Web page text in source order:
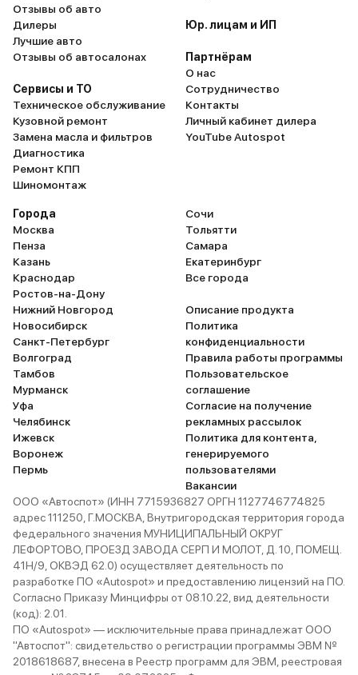
Отзывы об авто
Дилеры
Лучшие авто
Отзывы об автосалонах
Сервисы и ТО
Техническое обслуживание
Кузовной ремонт
Замена масла и фильтров
Диагностика
Ремонт КПП
Шиномонтаж
Юр. лицам и ИП
Партнёрам
О нас
Сотрудничество
Контакты
Личный кабинет дилера
YouTube Autospot
Города
Москва
Пенза
Казань
Краснодар
Ростов-на-Дону
Нижний Новгород
Новосибирск
Санкт-Петербург
Волгоград
Тамбов
Мурманск
Уфа
Челябинск
Ижевск
Воронеж
Пермь
Сочи
Тольятти
Самара
Екатеринбург
Все города
Описание продукта
Политика
конфиденциальности
Правила работы программы
Пользовательское
соглашение
Согласие на получение
рекламных рассылок
Политика для контента,
генерируемого
пользователями
Вакансии
ООО «Автоспот» (ИНН 7715936827 ОРГН 1127746774825
адрес 111250, Г.МОСКВА, Внутригородская территория города
федерального значения МУНИЦИПАЛЬНЫЙ ОКРУГ
ЛЕФОРТОВО, ПРОЕЗД ЗАВОДА СЕРП И МОЛОТ, Д. 10, ПОМЕЩ.
41Н/9, ОКВЭД 62.0) осуществляет деятельность по
разработке ПО «Autospot» и предоставлению лицензий на ПО.
Согласно Приказу Минцифры от 08.10.22, вид деятельности
(код): 2.01.
ПО «Autospot» — исключительные права принадлежат ООО
"Автоспот": свидетельство о регистрации программы ЭВМ №
2018618687, внесена в Реестр программ для ЭВМ, реестровая